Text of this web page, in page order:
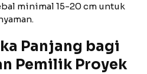
minimal 15-20 cm untuk
Panjang bagi
Pemilik Proyek